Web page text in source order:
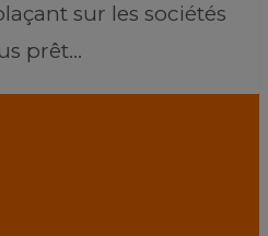
sur les sociétés
prêt…